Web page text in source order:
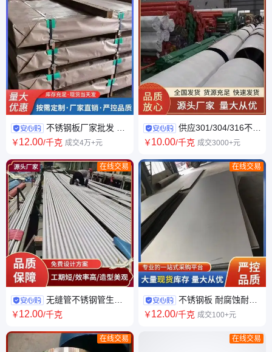
不锈钢板厂家批发 材
质201 304 加工定制是 支持配
￥12.00/千克 成交4万+元
在线交易
无缝管不锈钢管生产
厂家 直径1-500 耐腐蚀 性能好
￥12.00/千克
在线交易
供应301/304/316不锈
钢管 小口径薄壁热轧不锈钢无
￥10.00/千克 成交3000+元
在线交易
不锈钢板 耐腐蚀耐热
钢板 配送到厂 不易变形 切面平
￥12.00/千克 成交100+元
在线交易